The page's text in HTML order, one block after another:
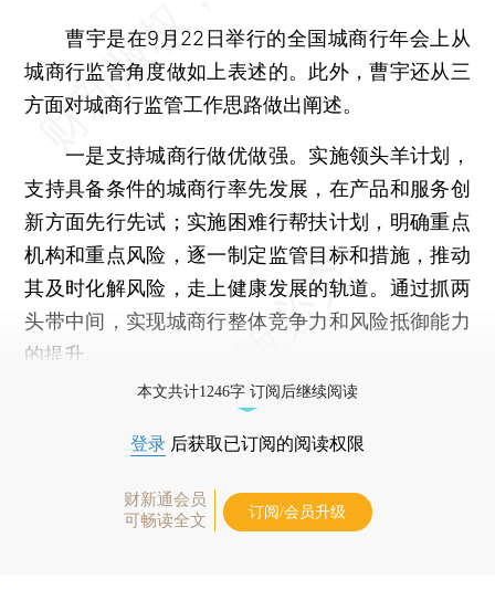
曹宇是在9月22日举行的全国城商行年会上从
城商行监管角度做如上表述的。此外，曹宇还从三
方面对城商行监管工作思路做出阐述。
一是支持城商行做优做强。实施领头羊计划，
支持具备条件的城商行率先发展，在产品和服务创
新方面先行先试；实施困难行帮扶计划，明确重点
机构和重点风险，逐一制定监管目标和措施，推动
其及时化解风险，走上健康发展的轨道。通过抓两
头带中间，实现城商行整体竞争力和风险抵御能力
的提升。
本文共计1246字 订阅后继续阅读
登录 后获取已订阅的阅读权限
财新通会员
可畅读全文
订阅/会员升级